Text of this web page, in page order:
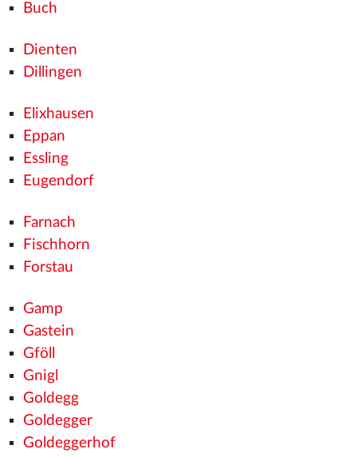
Buch
Dienten
Dillingen
Elixhausen
Eppan
Essling
Eugendorf
Farnach
Fischhorn
Forstau
Gamp
Gastein
Gföll
Gnigl
Goldegg
Goldegger
Goldeggerhof